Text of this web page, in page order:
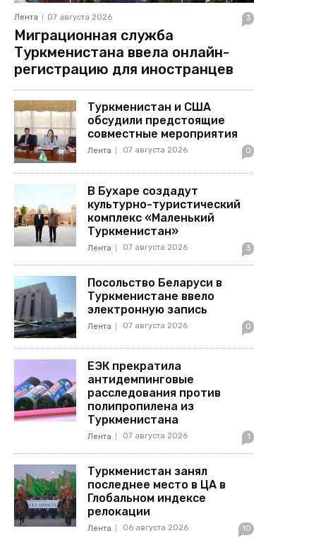
Лента 07 августа 2026 3
Миграционная служба
Туркменистана ввела онлайн-
регистрацию для иностранцев
Туркменистан и США
обсудили предстоящие
совместные мероприятия
Лента 07 августа 2026 0
В Бухаре создадут
культурно-туристический
комплекс «Маленький
Туркменистан»
Лента 07 августа 2026 3
Посольство Беларуси в
Туркменистане ввело
электронную запись
Лента 07 августа 2026 0
ЕЭК прекратила
антидемпинговые
расследования против
полипропилена из
Туркменистана
Лента 07 августа 2026 1
Туркменистан занял
последнее место в ЦА в
Глобальном индексе
релокации
Лента 06 августа 2026 10